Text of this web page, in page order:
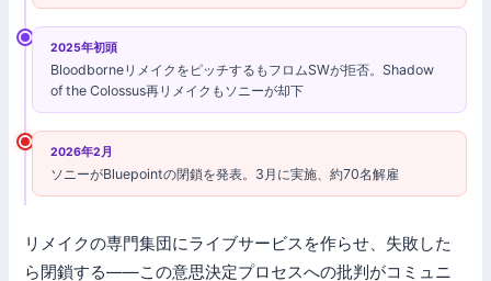
2025年初頭
BloodborneリメイクをピッチするもフロムSWが拒否。Shadow
of the Colossus再リメイクもソニーが却下
2026年2月
ソニーがBluepointの閉鎖を発表。3月に実施、約70名解雇
リメイクの専門集団にライブサービスを作らせ、失敗した
ら閉鎖する——この意思決定プロセスへの批判がコミュニ